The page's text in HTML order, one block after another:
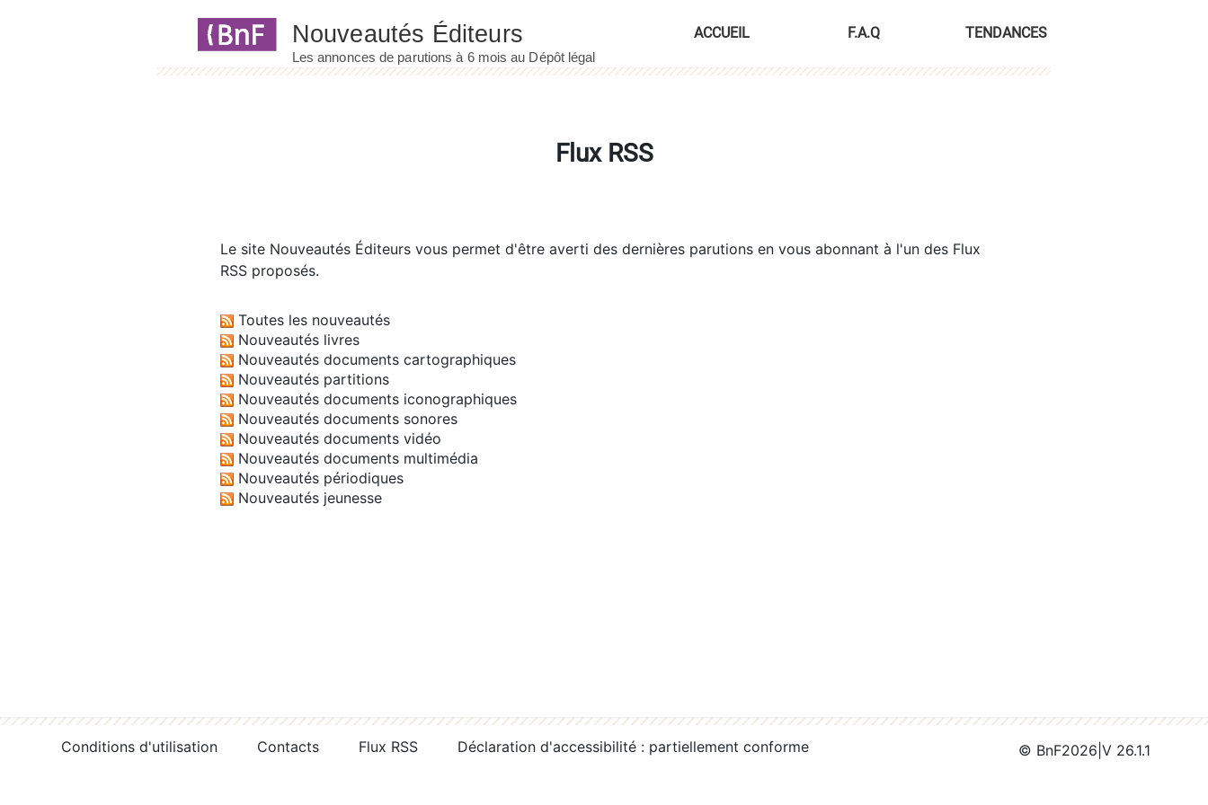
ACCUEIL F.A.Q TENDANCES
Flux RSS
Le site Nouveautés Éditeurs vous permet d'être averti des dernières parutions en vous abonnant à l'un des Flux
RSS proposés.
Toutes les nouveautés
Nouveautés livres
Nouveautés documents cartographiques
Nouveautés partitions
Nouveautés documents iconographiques
Nouveautés documents sonores
Nouveautés documents vidéo
Nouveautés documents multimédia
Nouveautés périodiques
Nouveautés jeunesse
Conditions d'utilisation Contacts Flux RSS Déclaration d'accessibilité : partiellement conforme © BnF2026 V 26.1.1